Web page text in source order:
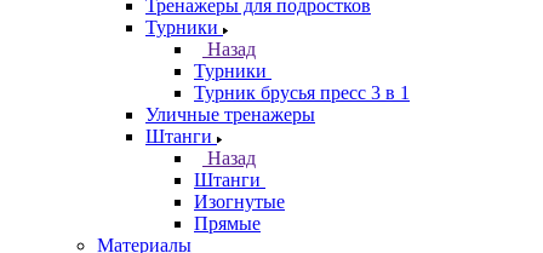
Тренажеры для подростков
Турники
Назад
Турники
Турник брусья пресс 3 в 1
Уличные тренажеры
Штанги
Назад
Штанги
Изогнутые
Прямые
Материалы